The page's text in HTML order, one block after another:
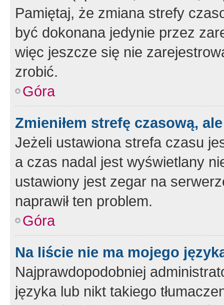
Pamiętaj, że zmiana strefy
być dokonana jedynie przez
więc jeszcze się nie
zrobić.
Góra
Zmieniłem strefę czasową,
Jeżeli ustawiona strefa czasu
a czas nadal jest wyświetlany
ustawiony jest zegar na
naprawił ten problem.
Góra
Na liście nie ma mojego
Najprawdopodobniej
języka lub nikt takiego